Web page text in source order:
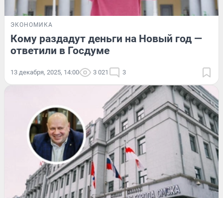
ЭКОНОМИКА
Кому раздадут деньги на Новый год —
ответили в Госдуме
13 декабря, 2025, 14:00 3 021 3